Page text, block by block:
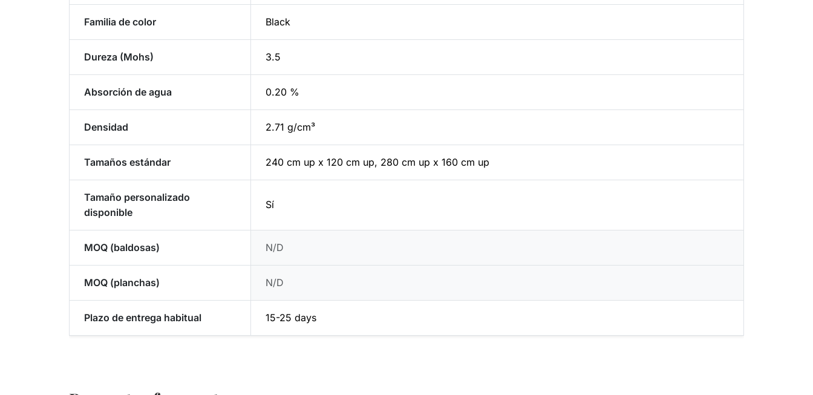
Familia de color Black
Dureza (Mohs) 3.5
Absorción de agua 0.20 %
Densidad 2.71 g/cm³
Tamaños estándar 240 cm up x 120 cm up, 280 cm up x 160 cm up
Tamaño personalizado
disponible
Sí
MOQ (baldosas) N/D
MOQ (planchas) N/D
Plazo de entrega habitual 15-25 days